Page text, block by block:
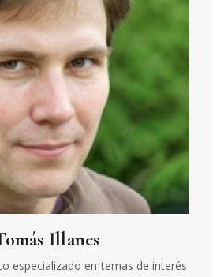
Illanes
especializado en temas de interés